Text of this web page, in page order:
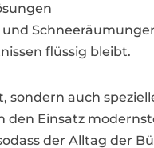
flüssig bleibt.
auch
Einsatz
der Alltag der